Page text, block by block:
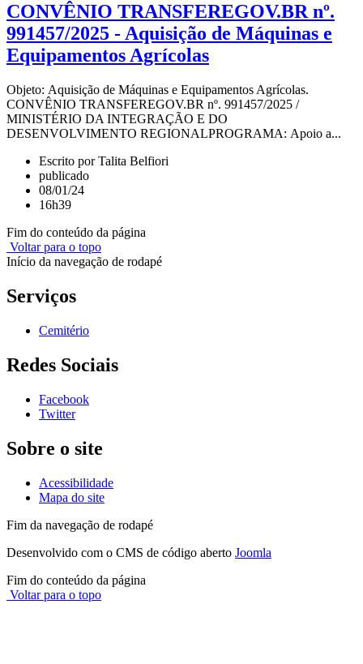
CONVÊNIO TRANSFEREGOV.BR nº.
991457/2025 - Aquisição de Máquinas e
Equipamentos Agrícolas
Objeto: Aquisição de Máquinas e Equipamentos Agrícolas.
CONVÊNIO TRANSFEREGOV.BR nº. 991457/2025 /
MINISTÉRIO DA INTEGRAÇÃO E DO
DESENVOLVIMENTO REGIONALPROGRAMA: Apoio a...
Escrito por Talita Belfiori
publicado
08/01/24
16h39
Fim do conteúdo da página
Voltar para o topo
Início da navegação de rodapé
Serviços
Cemitério
Redes Sociais
Facebook
Twitter
Sobre o site
Acessibilidade
Mapa do site
Fim da navegação de rodapé
Desenvolvido com o CMS de código aberto Joomla
Fim do conteúdo da página
Voltar para o topo